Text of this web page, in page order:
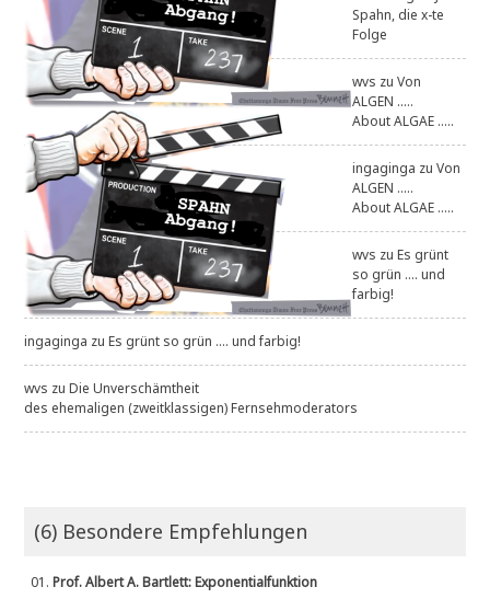
Spahn, die x-te
Folge
wvs zuVon
ALGEN .....
About ALGAE .....
ingaginga zuVon
ALGEN .....
About ALGAE .....
wvs zuEs grünt
so grün .... und
farbig!
ingaginga zuEs grünt so grün .... und farbig!
wvs zuDie Unverschämtheit
des ehemaligen (zweitklassigen) Fernsehmoderators
(6) Besondere Empfehlungen
01.Prof. Albert A. Bartlett: Exponentialfunktion